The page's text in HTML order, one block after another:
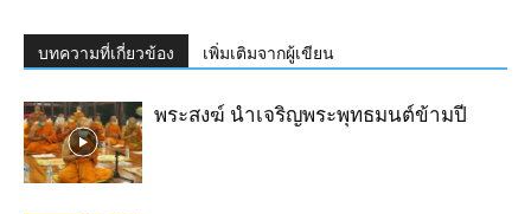
บทความที่เกี่ยวข้อง เพิ่มเติมจากผู้เขียน
พระสงฆ์ นำเจริญ​พระ​พุทธมนต์​ข้ามปี